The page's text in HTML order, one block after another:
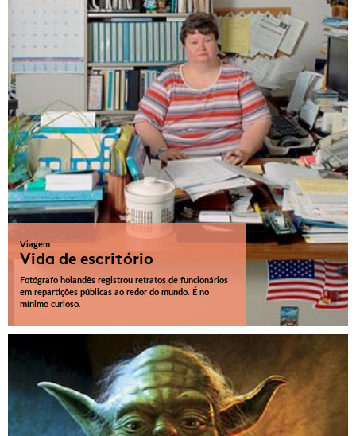
Viagem
Vida de escritório
Fotógrafo holandês registrou retratos de funcionários
em repartições públicas ao redor do mundo. É no
mínimo curioso.